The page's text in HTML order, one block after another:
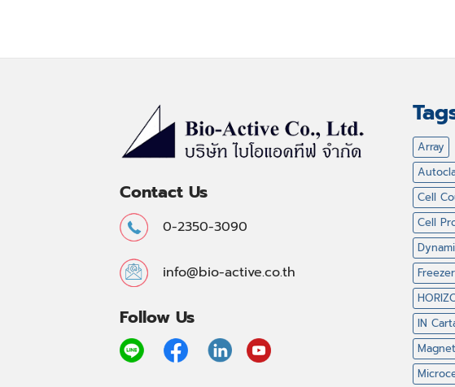
Contact Us
0-2350-3090
info@bio-active.co.th
Follow Us
Array
Cell
Cell
IN